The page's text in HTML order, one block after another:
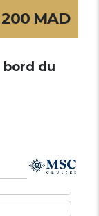
200 MAD
bord du